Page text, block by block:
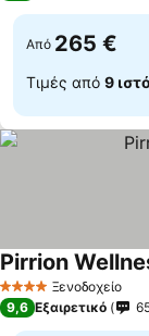
Από 265 €
Τιμές από 9
4 ΑστέριαΞενοδοχείο
Pirrion
9,6 Εξαιρετικό